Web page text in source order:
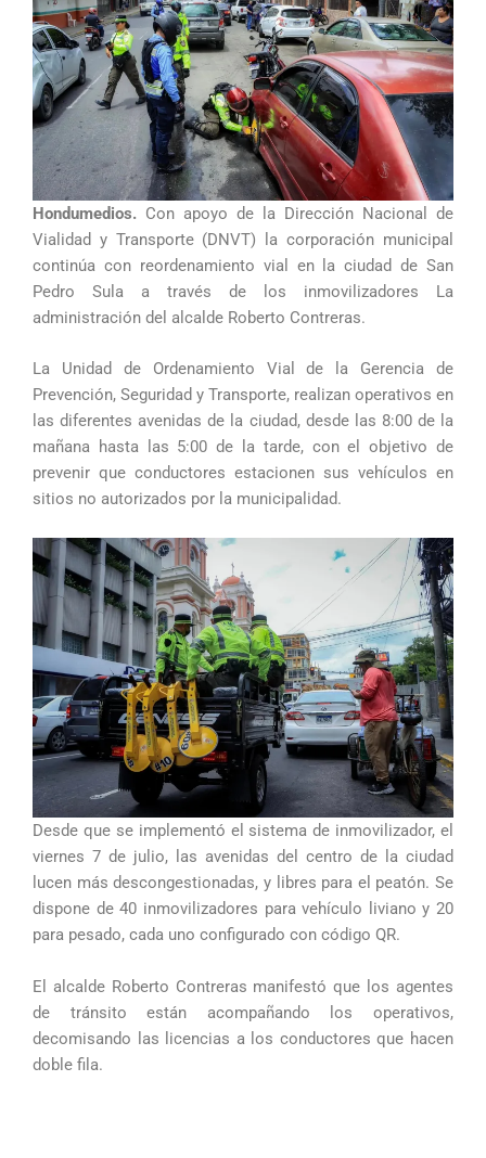
Hondumedios. Con apoyo de la Dirección Nacional de
Vialidad y Transporte (DNVT) la corporación municipal
continúa con reordenamiento vial en la ciudad de San
Pedro Sula a través de los inmovilizadores La
administración del alcalde Roberto Contreras.
La Unidad de Ordenamiento Vial de la Gerencia de
Prevención, Seguridad y Transporte, realizan operativos en
las diferentes avenidas de la ciudad, desde las 8:00 de la
mañana hasta las 5:00 de la tarde, con el objetivo de
prevenir que conductores estacionen sus vehículos en
sitios no autorizados por la municipalidad.
Desde que se implementó el sistema de inmovilizador, el
viernes 7 de julio, las avenidas del centro de la ciudad
lucen más descongestionadas, y libres para el peatón. Se
dispone de 40 inmovilizadores para vehículo liviano y 20
para pesado, cada uno configurado con código QR.
El alcalde Roberto Contreras manifestó que los agentes
de tránsito están acompañando los operativos,
decomisando las licencias a los conductores que hacen
doble fila.